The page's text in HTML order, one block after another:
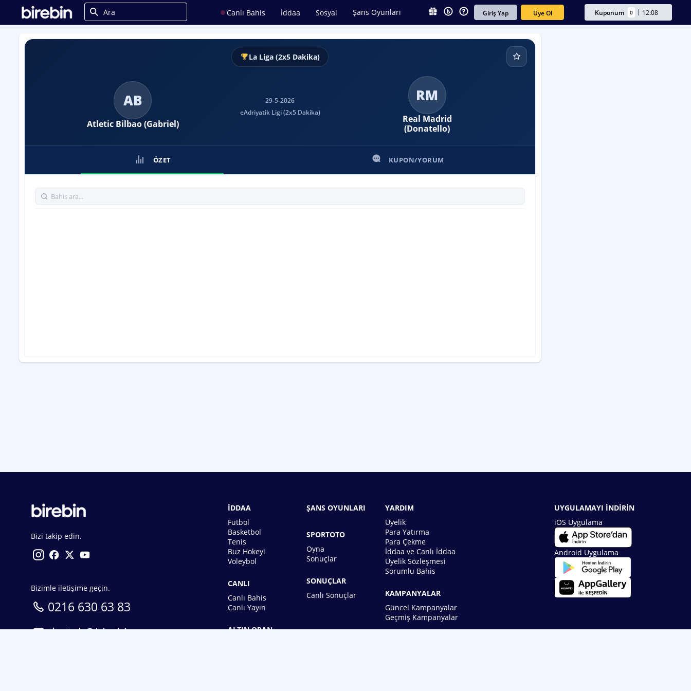
Canlı Bahis İddaa Sosyal Şans Oyunları Giriş Yap Üye Ol Kuponum 0 12:08
La Liga (2x5 Dakika)
AB
Atletic Bilbao (Gabriel)
29-5-2026
eAdriyatik Ligi (2x5 Dakika)
RM
Real Madrid
(Donatello)
ÖZET KUPON/YORUM
Bizi takip edin.
Bizimle iletişime geçin.
0216 630 63 83
destek@birebin.com
İDDAA
Futbol
Basketbol
Tenis
Buz Hokeyi
Voleybol
CANLI
Canlı Bahis
Canlı Yayın
ALTIN ORAN
ŞANS OYUNLARI
SPORTOTO
Oyna
Sonuçlar
SONUÇLAR
Canlı Sonuçlar
YARDIM
Üyelik
Para Yatırma
Para Çekme
İddaa ve Canlı İddaa
Üyelik Sözleşmesi
Sorumlu Bahis
KAMPANYALAR
Güncel Kampanyalar
Geçmiş Kampanyalar
UYGULAMAYI İNDİRİN
iOS Uygulama
Android Uygulama